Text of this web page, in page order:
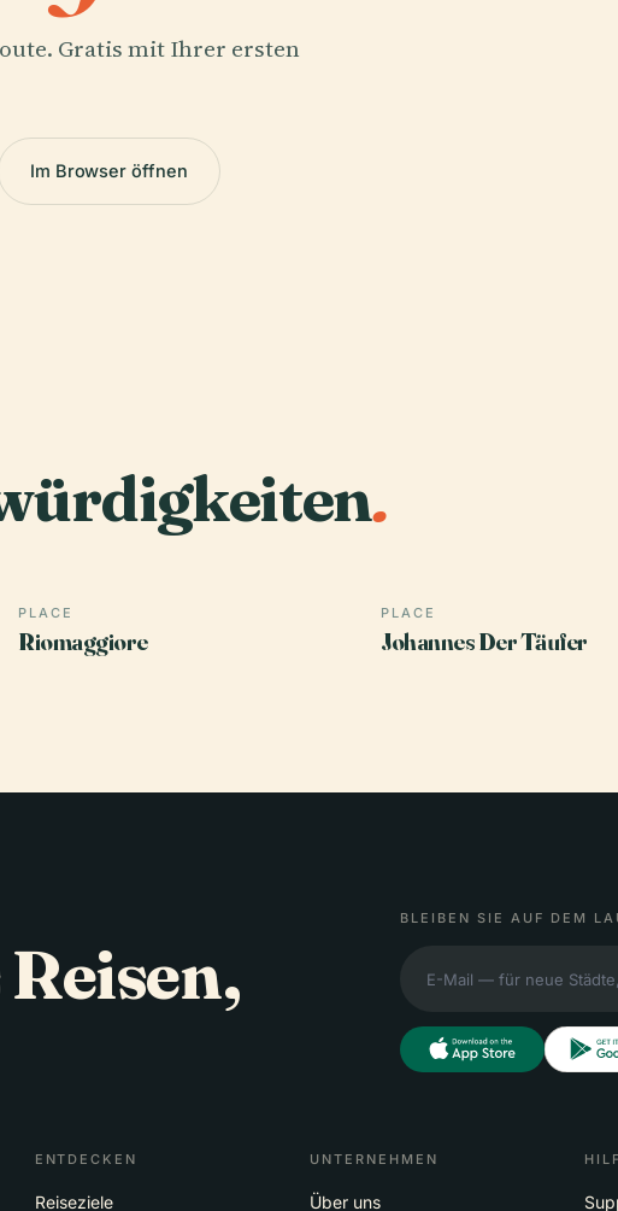
Gratis mit Ihrer ersten
Im Browser öffnen
.
PLACE
Riomaggiore
PLACE
Johannes Der Täufer
BLEIBEN SIE AUF DEM
ENTDECKEN
Reiseziele
UNTERNEHMEN
Über uns